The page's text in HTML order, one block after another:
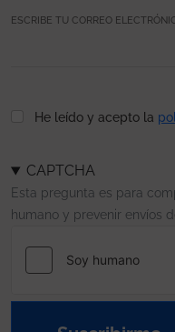
ESCRIBE TU CORREO
He leído y acepto la
CAPTCHA
Esta pregunta es para
humano y prevenir envíos